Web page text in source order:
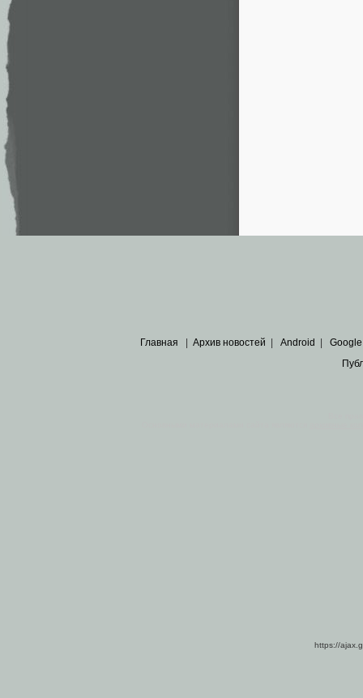
Главная Архив новостей Android Google
https://